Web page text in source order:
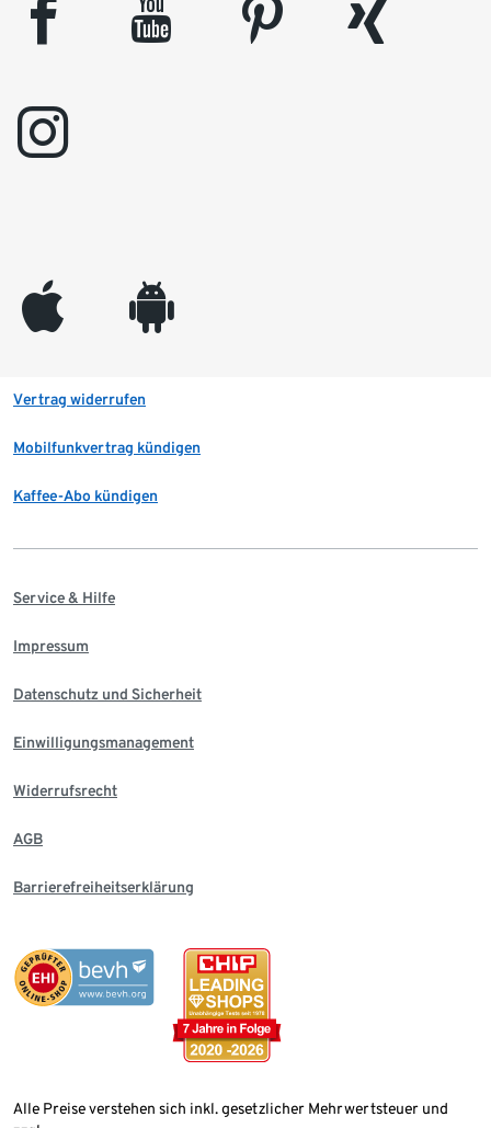
facebook youtube pinterest
xing
instagram
appleinc android
Vertrag widerrufen
Mobilfunkvertrag kündigen
Kaffee-Abo kündigen
Service & Hilfe
Impressum
Datenschutz und Sicherheit
Einwilligungsmanagement
Widerrufsrecht
AGB
Barrierefreiheitserklärung
Alle Preise verstehen sich inkl. gesetzlicher Mehrwertsteuer und